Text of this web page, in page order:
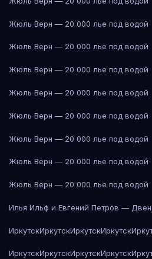
Жюль Верн — 20 000 лье под водой
Жюль Верн — 20 000 лье под водой
Жюль Верн — 20 000 лье под водой
Жюль Верн — 20 000 лье под водой
Жюль Верн — 20 000 лье под водой
Жюль Верн — 20 000 лье под водой
Жюль Верн — 20 000 лье под водой
Жюль Верн — 20 000 лье под водой
Илья Ильф и Евгений Петров —
ИркутскИркутскИркутскИркутск
ИркутскИркутскИркутскИркутск